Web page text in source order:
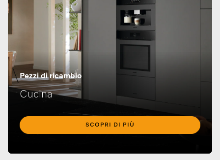
Pezzi di ricambio
Cucina
SCOPRI DI PIÙ